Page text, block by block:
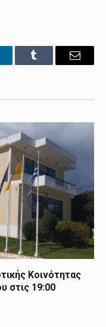
Tumblr Email
Κοινότητας
στις 19:00